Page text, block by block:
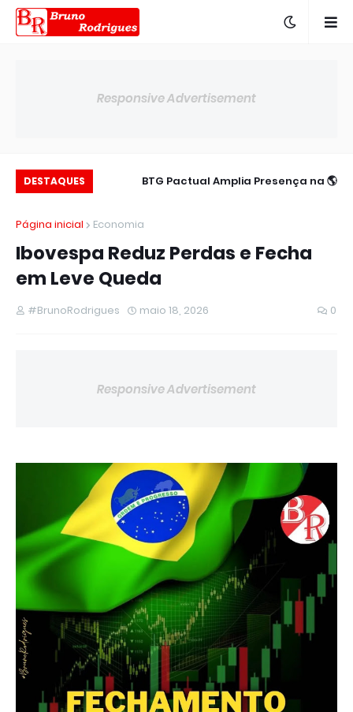
Responsive Advertisement
DESTAQUES
🌎 BTG Pactual Amplia Presença na
para 14,00% ao
Página inicial
Economia
Ibovespa Reduz Perdas e Fecha
em Leve Queda
#BrunoRodrigues maio 18, 2026 0
Responsive Advertisement